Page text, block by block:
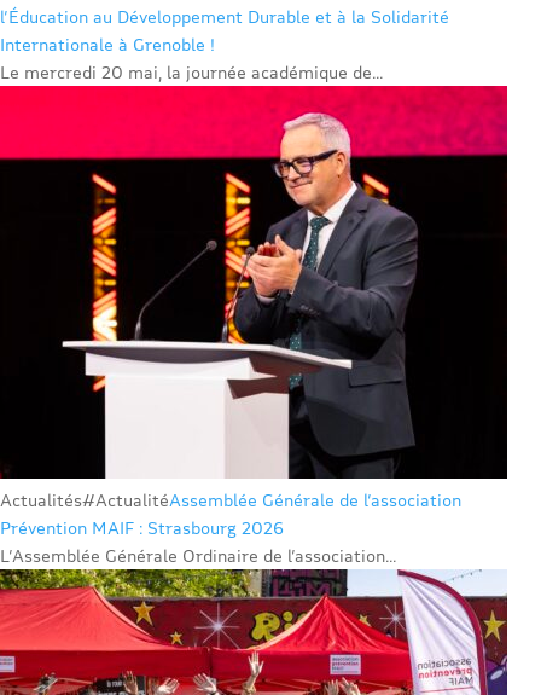
l’Éducation au Développement Durable et à la Solidarité
Internationale à Grenoble !
Le mercredi 20 mai, la journée académique de...
Actualités#ActualitéAssemblée Générale de l’association
Prévention MAIF : Strasbourg 2026
L’Assemblée Générale Ordinaire de l’association...